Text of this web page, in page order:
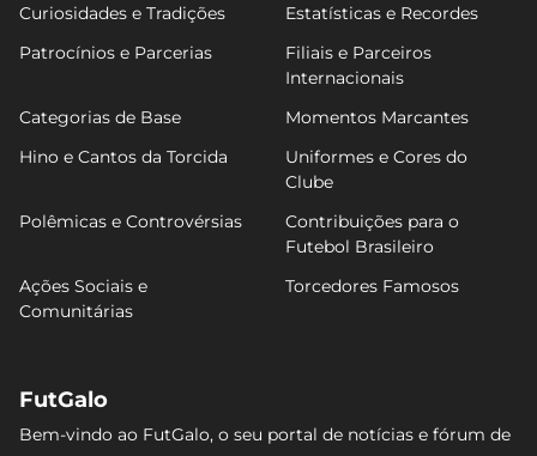
Curiosidades e Tradições
Estatísticas e Recordes
Patrocínios e Parcerias
Filiais e Parceiros
Internacionais
Categorias de Base
Momentos Marcantes
Hino e Cantos da Torcida
Uniformes e Cores do
Clube
Polêmicas e Controvérsias
Contribuições para o
Futebol Brasileiro
Ações Sociais e
Comunitárias
Torcedores Famosos
FutGalo
Bem-vindo ao FutGalo, o seu portal de notícias e fórum de